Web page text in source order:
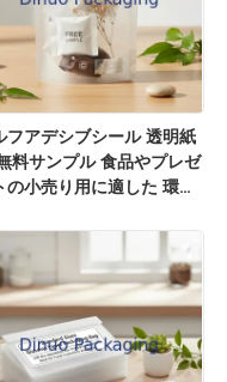
フアデシブシール 透明紙
料サンプル 食品やプレゼ
の小売り用に適した 環境